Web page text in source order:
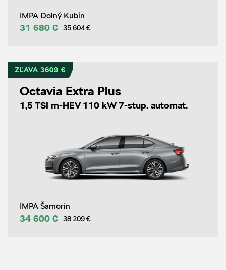
IMPA Dolný Kubín
31 680 € 35 604 €
ZĽAVA 3609 €
Octavia Extra Plus
1,5 TSI m-HEV 110 kW 7-stup. automat.
IMPA Šamorín
34 600 € 38 209 €